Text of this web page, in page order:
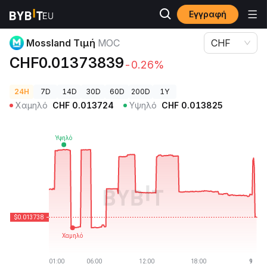
Εγγραφή
Τιμές Κρυπτονομισμάτων Mossland Τιμή MOC
Mossland Τιμή MOC
CHF0.01373839-0.26%
CHF
24H 7D 14D 30D 60D 200D 1Y
Χαμηλό CHF 0.013724 Υψηλό CHF 0.013825